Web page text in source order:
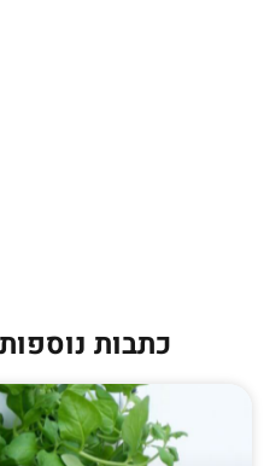
כתבות נוספות